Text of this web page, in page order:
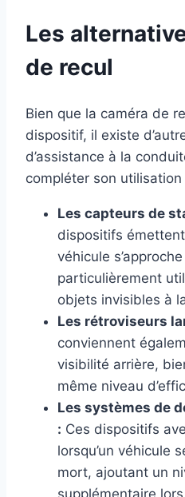
Les
de recul
Bien que la caméra de
dispositif, il existe
d’assistance à la
compléter son utilisation
Les capteurs de
dispositifs
véhicule
particulièrement
objets invisibles à
Les rétroviseurs
conviennent
visibilité arrière,
même niveau
Les systèmes de
: Ces dispositifs
lorsqu’un véhicule
mort, ajoutant un
supplémentaire